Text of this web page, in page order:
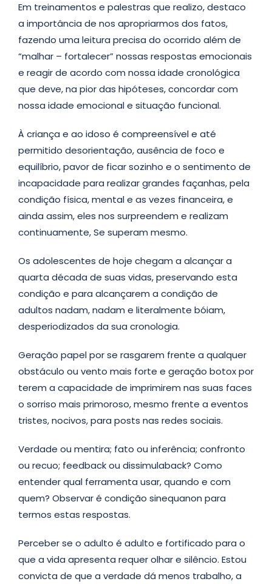
Em treinamentos e palestras que realizo, destaco
a importância de nos apropriarmos dos fatos,
fazendo uma leitura precisa do ocorrido além de
“malhar – fortalecer” nossas respostas emocionais
e reagir de acordo com nossa idade cronológica
que deve, na pior das hipóteses, concordar com
nossa idade emocional e situação funcional.
À criança e ao idoso é compreensível e até
permitido desorientação, ausência de foco e
equilíbrio, pavor de ficar sozinho e o sentimento de
incapacidade para realizar grandes façanhas, pela
condição física, mental e as vezes financeira, e
ainda assim, eles nos surpreendem e realizam
continuamente, Se superam mesmo.
Os adolescentes de hoje chegam a alcançar a
quarta década de suas vidas, preservando esta
condição e para alcançarem a condição de
adultos nadam, nadam e literalmente bóiam,
desperiodizados da sua cronologia.
Geração papel por se rasgarem frente a qualquer
obstáculo ou vento mais forte e geração botox por
terem a capacidade de imprimirem nas suas faces
o sorriso mais primoroso, mesmo frente a eventos
tristes, nocivos, para posts nas redes sociais.
Verdade ou mentira; fato ou inferência; confronto
ou recuo; feedback ou dissimulaback? Como
entender qual ferramenta usar, quando e com
quem? Observar é condição sinequanon para
termos estas respostas.
Perceber se o adulto é adulto e fortificado para o
que a vida apresenta requer olhar e silêncio. Estou
convicta de que a verdade dá menos trabalho, a